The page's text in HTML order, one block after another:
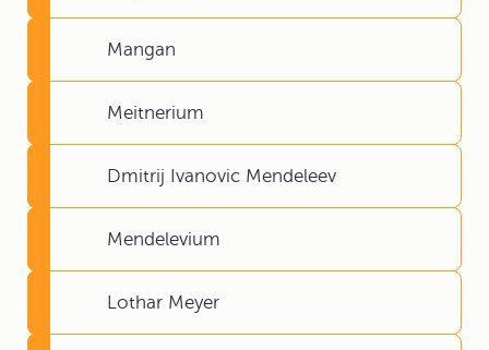
Mangan
Meitnerium
Dmitrij Ivanovic Mendeleev
Mendelevium
Lothar Meyer